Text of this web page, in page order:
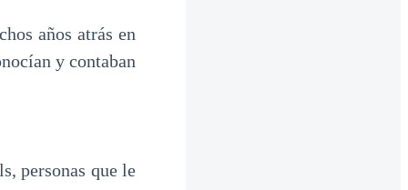
años atrás en
y contaban
personas que le